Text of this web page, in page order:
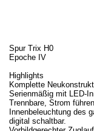
Spur Trix H0
Epoche IV
Highlights
Komplette
Serienmäßig mit LED-
Trennbare, Strom
Innenbeleuchtung des
digital schaltbar.